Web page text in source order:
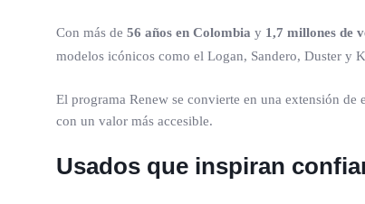
Con más de 56 años en Colombia y 1,7 millones de
modelos icónicos como el Logan, Sandero, Duster y
El programa Renew se convierte en una extensión
con un valor más accesible.
Usados que inspiran